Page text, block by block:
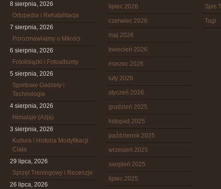
8 sierpnia, 2026
Ortopedia i Rehabilitacja
7 sierpnia, 2026
Porozmawiajmy o Miłości
6 sierpnia, 2026
Fotoksiążki i Fotoalbumy
5 sierpnia, 2026
Sportowe Gadżety i
Technologie
4 sierpnia, 2026
Himalaje (Azja)
3 sierpnia, 2026
Kultura i Historia Modyfikacji
Ciała
29 lipca, 2026
Sprzęt Treningowy i Recenzje
26 lipca, 2026
lipiec 2026
czerwiec 2026
maj 2026
kwiecień 2026
marzec 2026
luty 2026
styczeń 2026
grudzień 2025
listopad 2025
październik 2025
wrzesień 2025
sierpień 2025
lipiec 2025
Spis
Tagi